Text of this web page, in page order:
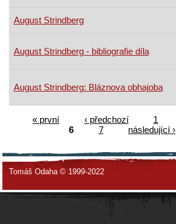
August Strindberg
August Strindberg - bibliografie díla
August Strindberg: Bláznova obhajoba
« první ‹ předchozí 1
6
7 následující ›
Tomáš Odaha © 1999-2022